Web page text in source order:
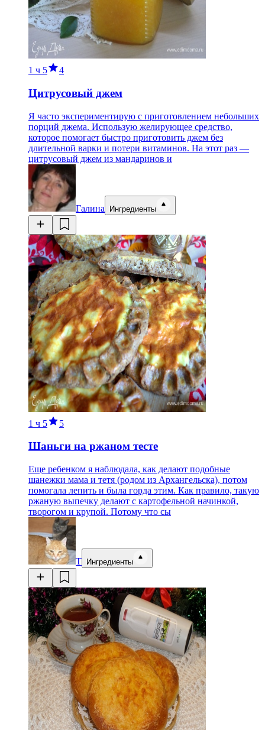
1 ч 5 4
Цитрусовый джем
Я часто экспериментирую с приготовлением небольших
порций джема. Использую желирующее средство,
которое помогает быстро приготовить джем без
длительной варки и потери витаминов. На этот раз —
цитрусовый джем из мандаринов и
Галина Ингредиенты
1 ч 5 5
Шаньги на ржаном тесте
Еще ребенком я наблюдала, как делают подобные
шанежки мама и тетя (родом из Архангельска), потом
помогала лепить и была горда этим. Как правило, такую
ржаную выпечку делают с картофельной начинкой,
творогом и крупой. Потому что сы
Т Ингредиенты